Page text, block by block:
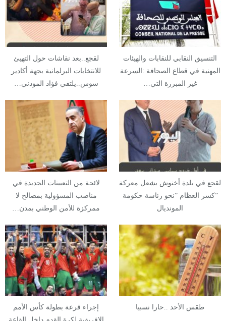
التنسيق النقابي للنقابات والهيئات
المهنية في قطاع الصحافة :السرعة
غير المبررة التي…
لقجع..بعد نقاشات حول التهيئ
للانتخابات البرلمانية بجهة أكادير
سوس..يلتقي فؤاد المودني…
لقجع في بلدة أخنوش يشعل معركة
”كسر العظام ”نحو رئاسة حكومة
المونديال
لائحة من التعيينات الجديدة في
مناصب المسؤولية بمصالح لا
ممركزة للأمن الوطني بمدن…
طقس الأحد ..حارا نسبيا
إجراء قرعة بطولة كأس الأمم